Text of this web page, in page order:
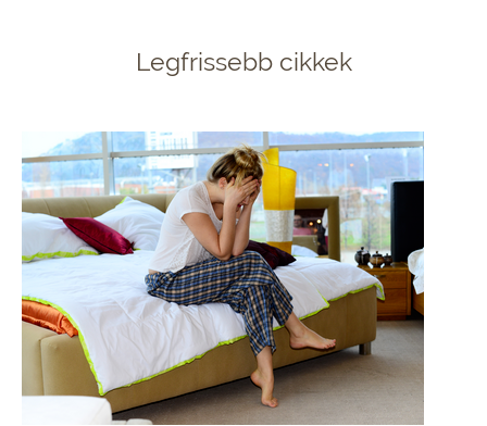
Legfrissebb cikkek